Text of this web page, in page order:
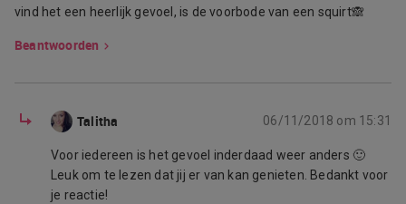
vind het een heerlijk gevoel, is de voorbode van een squirt🙈
Beantwoorden
Talitha 06/11/2018 om 15:31
Voor iedereen is het gevoel inderdaad weer anders 🙂
Leuk om te lezen dat jij er van kan genieten. Bedankt voor
je reactie!